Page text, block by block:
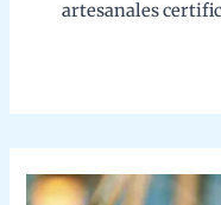
El incienso tipo
/Tipos de incienso/ By